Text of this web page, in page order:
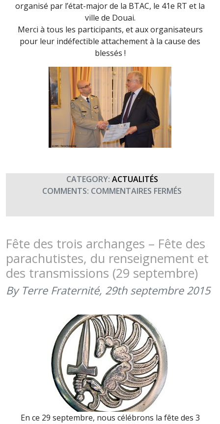
organisé par l’état-major de la BTAC, le 41e RT et la
ville de Douai.
Merci à tous les participants, et aux organisateurs
pour leur indéfectible attachement à la cause des
blessés !
CATEGORY: ACTUALITÉS
COMMENTS: COMMENTAIRES FERMÉS
DE
LA
BTAC
ET
DU
41ÈME
Fête des trois archanges – Fête des
parachutistes, du renseignement et
des transmissions (29 septembre)
By Terre Fraternité, 29th septembre 2015
En ce 29 septembre, nous célébrons la fête des 3